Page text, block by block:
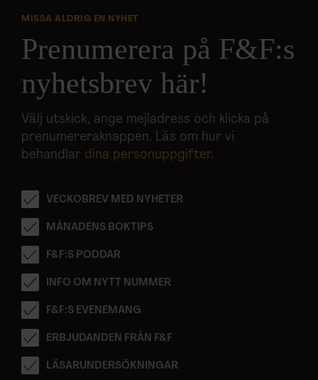
MISSA ALDRIG EN NYHET
Prenumerera på F&F:s
nyhetsbrev här!
Välj utskick, ange mejladress och klicka på
prenumereraknappen. Läs om hur vi
behandlar dina personuppgifter.
VECKOBREV MED NYHETER
MÅNADENS BOKTIPS
F&F:S PODDAR
INFO OM NYTT NUMMER
F&F:S EVENEMANG
ERBJUDANDEN FRÅN F&F
LÄSARUNDERSÖKNINGAR